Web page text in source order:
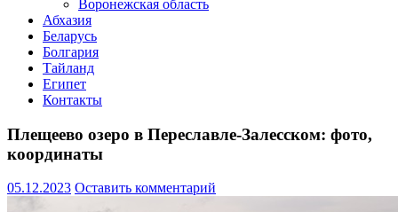
Воронежская область
Абхазия
Беларусь
Болгария
Тайланд
Египет
Контакты
Плещеево озеро в Переславле-Залесском: фото,
координаты
05.12.2023 Оставить комментарий